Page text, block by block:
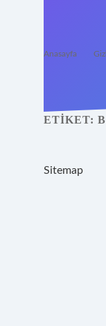
Anasayfa
ETIKET:
Sitemap